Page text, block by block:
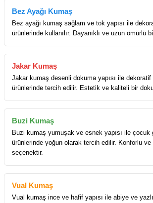
Bez Ayağı Kumaş
Bez ayağı kumaş sağlam ve tok yapısı ile
ürünlerinde kullanılır. Dayanıklı ve uzun ömürlü
Jakar Kumaş
Jakar kumaş desenli dokuma yapısı ile
ürünlerinde tercih edilir. Estetik ve kaliteli bir
Buzi Kumaş
Buzi kumaş yumuşak ve esnek yapısı ile çocuk
ürünlerinde yoğun olarak tercih edilir. Konforlu ve
seçenektir.
Vual Kumaş
Vual kumaş ince ve hafif yapısı ile abiye ve